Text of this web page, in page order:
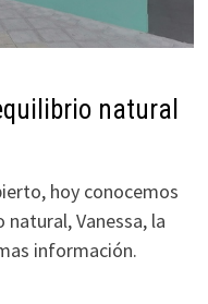
natural
hoy conocemos
natural, Vanessa, la
información.